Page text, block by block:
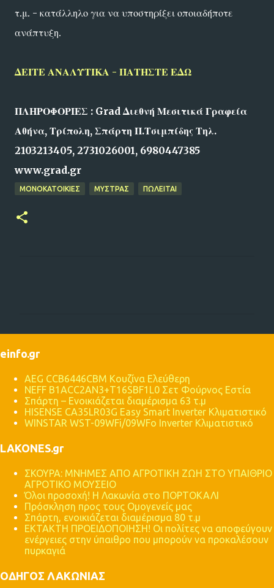
τ.μ. - κατάλληλο για να υποστηρίξει οποιαδήποτε
ανάπτυξη.
ΔΕΙΤΕ ΑΝΑΛΥΤΙΚΑ - ΠΑΤΗΣΤΕ ΕΔΩ
ΠΛΗΡΟΦΟΡΙΕΣ : Grad Διεθνή Μεσιτικά Γραφεία
Αθήνα, Τρίπολη, Σπάρτη Π.Τσιμπίδης Τηλ.
2103213405, 2731026001, 6980447385
www.grad.gr
ΜΟΝΟΚΑΤΟΙΚΙΕΣ ΜΥΣΤΡΑΣ ΠΩΛΕΙΤΑΙ
α
einfo.gr
AEG CCB6446CBM Κουζίνα Ελεύθερη
NEFF B1ACC2AN3+T16SBF1L0 Σετ Φούρνος Εστία
Σπάρτη – Ενοικιάζεται διαμέρισμα 63 τ.μ
HISENSE CA35LR03G Easy Smart Inverter Κλιματιστικό
WINSTAR WST-09WFi/09WFo Inverter Κλιματιστικό
LAKONES.gr
ΣΚΟΥΡΑ: ΜΝΗΜΕΣ ΑΠΟ ΑΓΡΟΤΙΚΗ ΖΩΗ ΣΤΟ ΥΠΑΙΘΡΙΟ
ΑΓΡΟΤΙΚΟ ΜΟΥΣΕΙΟ
Όλοι προσοχή! Η Λακωνία στο ΠΟΡΤΟΚΑΛΙ
Πρόσκληση προς τους Ομογενείς μας
Σπάρτη, ενοικιάζεται διαμέρισμα 80 τ.μ
ΕΚΤΑΚΤΗ ΠΡΟΕΙΔΟΠΟΙΗΣΗ! Οι πολίτες να αποφεύγουν
ενέργειες στην ύπαιθρο που μπορούν να προκαλέσουν
πυρκαγιά
ΟΔΗΓΟΣ ΛΑΚΩΝΙΑΣ